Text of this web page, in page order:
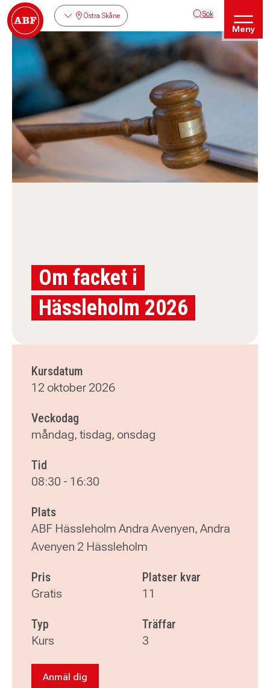
Östra Skåne Sök
Meny
Om facket i
Hässleholm 2026
Kursdatum
12 oktober 2026
Veckodag
måndag, tisdag, onsdag
Tid
08:30 - 16:30
Plats
ABF Hässleholm Andra Avenyen, Andra
Avenyen 2 Hässleholm
Pris
Gratis
Platser kvar
11
Typ
Kurs
Träffar
3
Anmäl dig till Om facket i Hässleholm 2026
Anmäl dig